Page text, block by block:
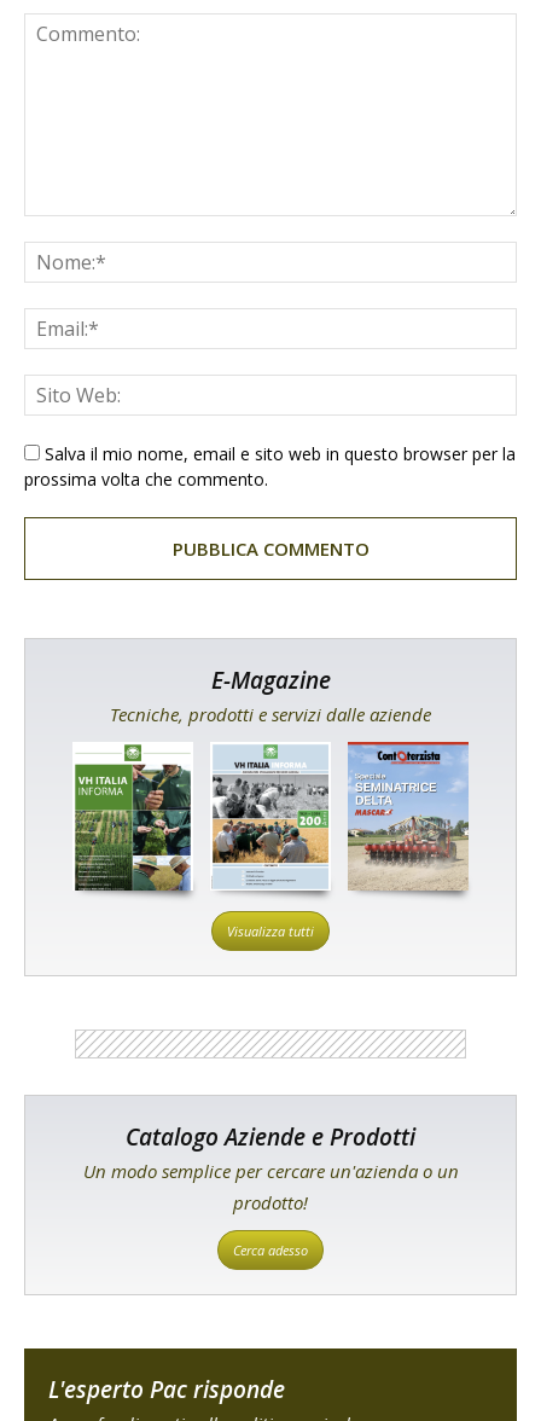
Salva il mio nome, email e sito web in questo browser per la
prossima volta che commento.
E-Magazine
Tecniche, prodotti e servizi dalle aziende
Visualizza tutti
Catalogo Aziende e Prodotti
Un modo semplice per cercare un'azienda o un
prodotto!
Cerca adesso
L'esperto Pac risponde